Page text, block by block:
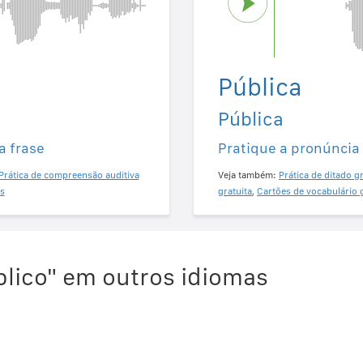
frase
de compreensão auditiva
Pública
Pública
Pratique a
Veja também: Prática de ditado
gratuita, Cartões de vocabulário
em outros idiomas